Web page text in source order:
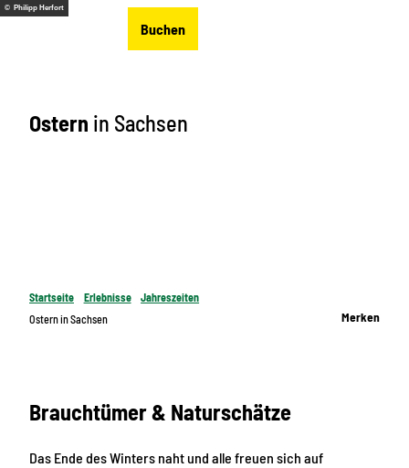
Z
Buchen
© Philipp Herfort
Ostern in Sachsen
Startseite Erlebnisse
Jahreszeiten
Ostern in Sachsen
Merken
Brauchtümer & Naturschätze
Das Ende des Winters naht und alle freuen sich auf